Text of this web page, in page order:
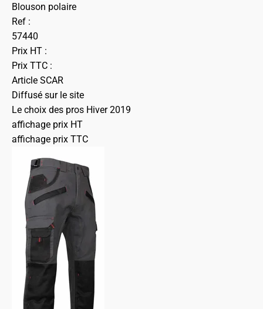
Blouson polaire
Ref :
57440
Prix HT :
Prix TTC :
Article SCAR
Diffusé sur le site
Le choix des pros Hiver 2019
affichage prix HT
affichage prix TTC